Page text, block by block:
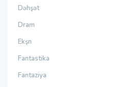
Dəhşət
Dram
Ekşn
Fantastika
Fantaziya